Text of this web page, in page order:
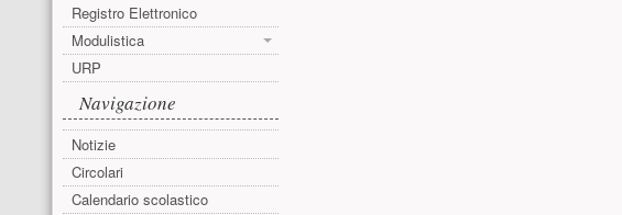
Registro Elettronico
Modulistica
URP
Navigazione
Notizie
Circolari
Calendario scolastico